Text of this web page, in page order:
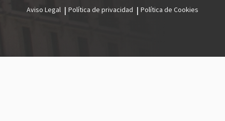
legal
Aviso Legal Política de privacidad Política de Cookies